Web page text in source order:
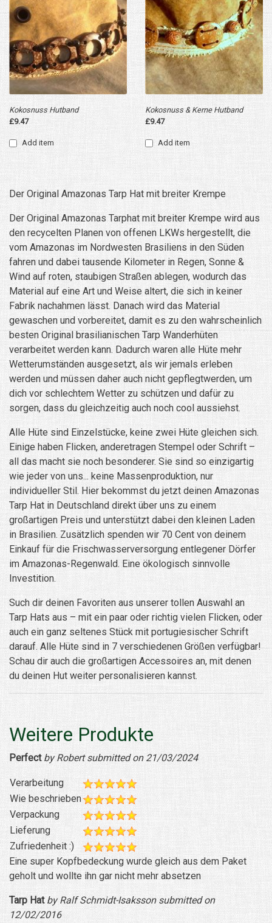
Kokosnuss Hutband
£9.47
Add item
Kokosnuss & Kerne Hutband
£9.47
Add item
Der Original Amazonas Tarp Hat mit breiter Krempe
Der Original Amazonas Tarphat mit breiter Krempe wird aus
den recycelten Planen von offenen LKWs hergestellt, die
vom Amazonas im Nordwesten Brasiliens in den Süden
fahren und dabei tausende Kilometer in Regen, Sonne &
Wind auf roten, staubigen Straßen ablegen, wodurch das
Material auf eine Art und Weise altert, die sich in keiner
Fabrik nachahmen lässt. Danach wird das Material
gewaschen und vorbereitet, damit es zu den wahrscheinlich
besten Original brasilianischen Tarp Wanderhüten
verarbeitet werden kann. Dadurch waren alle Hüte mehr
Wetterumständen ausgesetzt, als wir jemals erleben
werden und müssen daher auch nicht gepflegtwerden, um
dich vor schlechtem Wetter zu schützen und dafür zu
sorgen, dass du gleichzeitig auch noch cool aussiehst.
Alle Hüte sind Einzelstücke, keine zwei Hüte gleichen sich.
Einige haben Flicken, anderetragen Stempel oder Schrift –
all das macht sie noch besonderer. Sie sind so einzigartig
wie jeder von uns... keine Massenproduktion, nur
individueller Stil. Hier bekommst du jetzt deinen Amazonas
Tarp Hat in Deutschland direkt über uns zu einem
großartigen Preis und unterstützt dabei den kleinen Laden
in Brasilien. Zusätzlich spenden wir 70 Cent von deinem
Einkauf für die Frischwasserversorgung entlegener Dörfer
im Amazonas-Regenwald. Eine ökologisch sinnvolle
Investition.
Such dir deinen Favoriten aus unserer tollen Auswahl an
Tarp Hats aus – mit ein paar oder richtig vielen Flicken, oder
auch ein ganz seltenes Stück mit portugiesischer Schrift
darauf. Alle Hüte sind in 7 verschiedenen Größen verfügbar!
Schau dir auch die großartigen Accessoires an, mit denen
du deinen Hut weiter personalisieren kannst.
Weitere Produkte
Perfect by Robert submitted on 21/03/2024
Verarbeitung
Wie beschrieben
Verpackung
Lieferung
Zufriedenheit :)
Eine super Kopfbedeckung wurde gleich aus dem Paket
geholt und wollte ihn gar nicht mehr absetzen
Tarp Hatby Ralf Schmidt-Isaksson submitted on
12/02/2016